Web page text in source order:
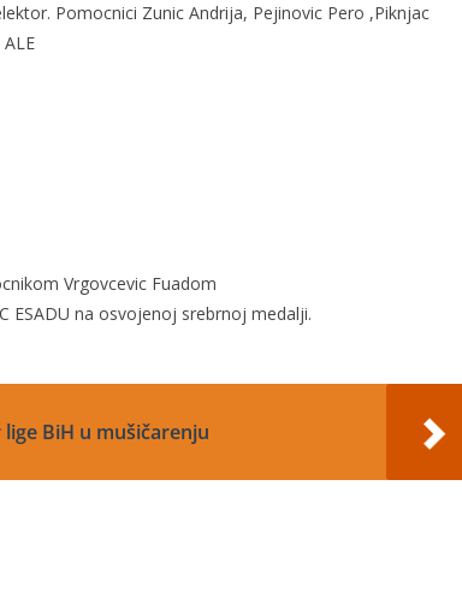
Pomocnici Zunic Andrija, Pejinovic Pero ,Piknjac
Vrgovcevic Fuadom
ESADU na osvojenoj srebrnoj medalji.
BiH u mušičarenju